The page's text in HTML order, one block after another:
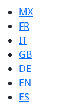
MX
FR
IT
GB
DE
EN
ES